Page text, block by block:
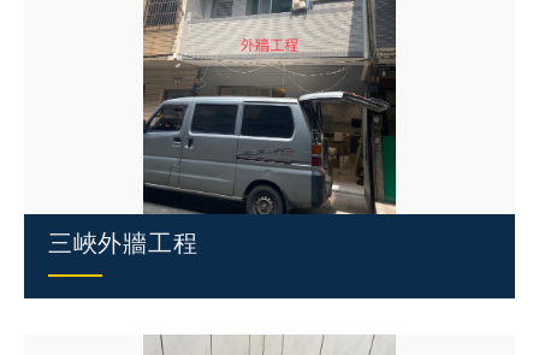
三峽外牆工程